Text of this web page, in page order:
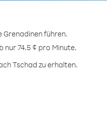
Grenadinen führen.
nur 74.5 ¢ pro Minute.
Tschad zu erhalten.